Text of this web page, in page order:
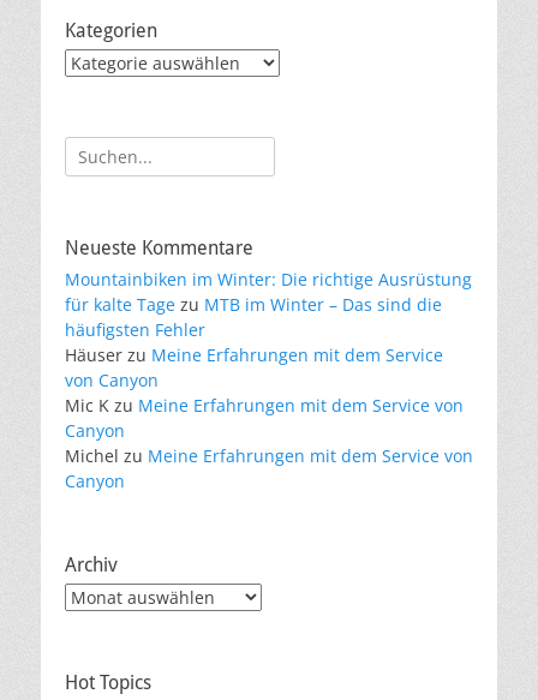
Kategorien
Kategorien
Suche
nach:
Neueste Kommentare
Mountainbiken im Winter: Die richtige Ausrüstung
für kalte Tage zu MTB im Winter – Das sind die
häufigsten Fehler
Häuser zu Meine Erfahrungen mit dem Service
von Canyon
Mic K zu Meine Erfahrungen mit dem Service von
Canyon
Michel zu Meine Erfahrungen mit dem Service von
Canyon
Archiv
Archiv
Hot Topics